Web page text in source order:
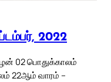
2022
02 பொதுக்காலம்
22ஆம் வாரம் –